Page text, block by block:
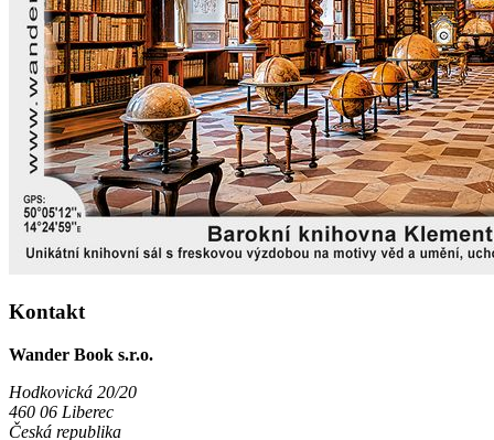
Kontakt
Wander Book s.r.o.
Hodkovická 20/20
460 06 Liberec
Česká republika